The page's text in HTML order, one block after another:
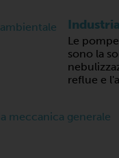
Le
sono la
reflue e